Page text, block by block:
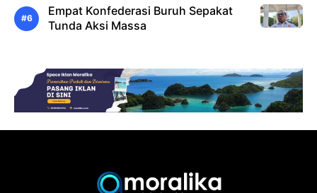
Empat Konfederasi Buruh Sepakat
Tunda Aksi Massa